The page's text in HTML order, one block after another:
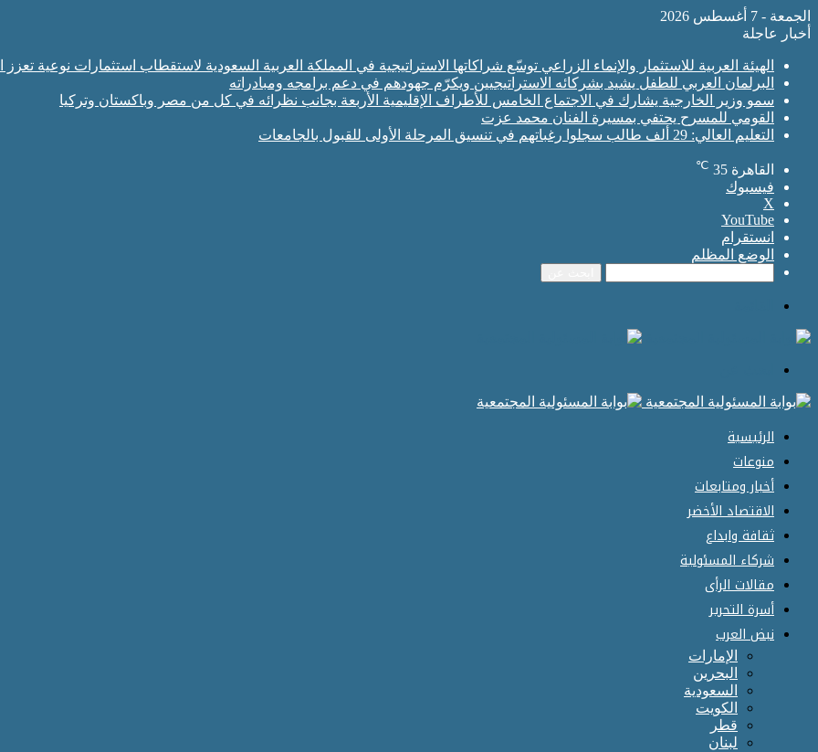
الجمعة - 7 أغسطس 2026
أخبار عاجلة
الهيئة العربية للاستثمار والإنماء الزراعي توسّع شراكاتها الاستراتيجية في المملكة العربية السعودية لاستقطاب استثمارات نوعية تعزز
البرلمان العربي للطفل يشيد بشركائه الاستراتيجيين ويكرّم جهودهم في دعم برامجه ومبادراته
سمو وزير الخارجية يشارك في الاجتماع الخامس للأطراف الإقليمية الأربعة بجانب نظرائه في كل من مصر وباكستان وتركيا
القومي للمسرح يحتفي بمسيرة الفنان محمد عزت
التعليم العالي: 29 ألف طالب سجلوا رغباتهم في تنسيق المرحلة الأولى للقبول بالجامعات
القاهرة 35
℃
فيسبوك
‫X
‫YouTube
انستقرام
الوضع المظلم
الرئيسية
منوعات
أخبار ومتابعات
الاقتصاد الأخضر
ثقافة وابداع
شركاء المسئولية
مقالات الرأى
أسرة التحرير
نبض العرب
الإمارات
البحرين
السعودية
الكويت
قطر
لبنان